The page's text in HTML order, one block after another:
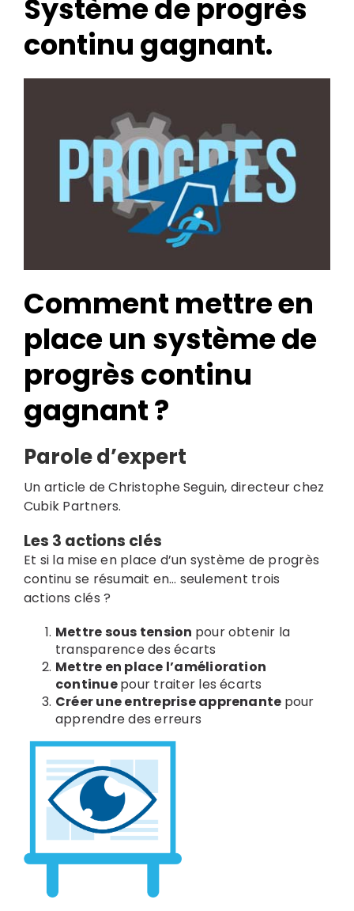
Système de progrès
continu gagnant.
Comment mettre en
placeun système de
progrès continu
gagnant ?
Parole d’expert
Un article de Christophe Seguin, directeur chez
Cubik Partners.
Les 3 actions clés
Et si la mise en place d’un système de progrès
continu se résumait en… seulement trois
actions clés ?
Mettre sous tension pour obtenir la
transparence des écarts
Mettre en place l’amélioration
continuepour traiter les écarts
Créer une entreprise apprenante pour
apprendre des erreurs